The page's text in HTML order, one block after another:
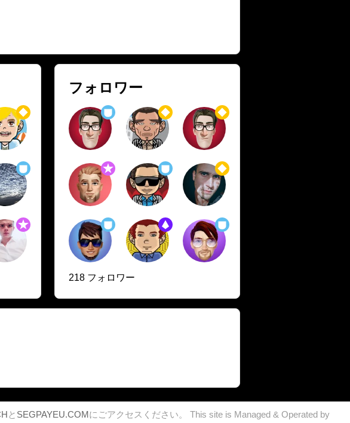
フォロワー
218 フォロワー
と SEGPAYEU.COM にごアクセスください。 This site is Managed & Operated by